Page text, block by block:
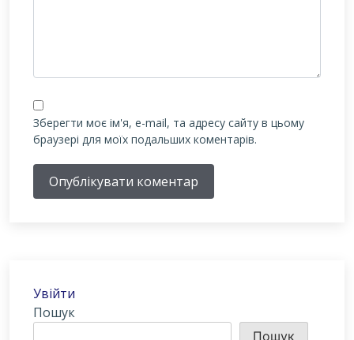
Зберегти моє ім'я, e-mail, та адресу сайту в цьому
браузері для моїх подальших коментарів.
Опублікувати коментар
Увійти
Пошук
Пошук